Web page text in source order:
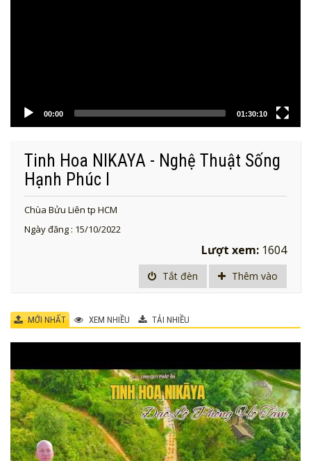
00:00 01:30:10
Tinh Hoa NIKAYA - Nghệ Thuật Sống
Hạnh Phúc I
Chùa Bửu Liên tp HCM
Ngày đăng : 15/10/2022
Lượt xem: 1604
Tắt đèn Thêm vào
MỚI NHẤT XEM NHIỀU TẢI NHIỀU